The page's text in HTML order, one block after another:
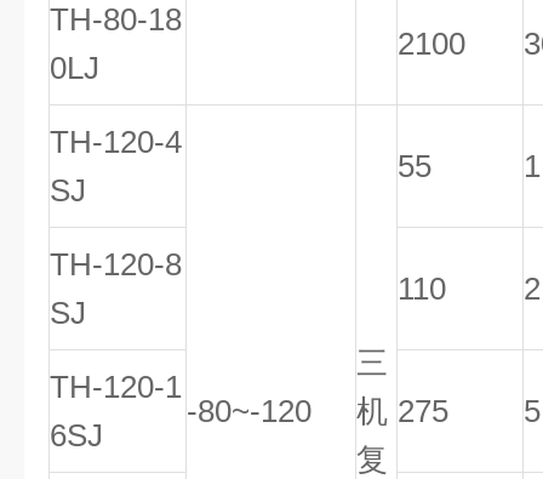
TH-80-18
0LJ
2100
TH-120-4
SJ
-80~-120
三
机
复
55 1
TH-120-8
SJ
110 2
TH-120-1
6SJ
275 5